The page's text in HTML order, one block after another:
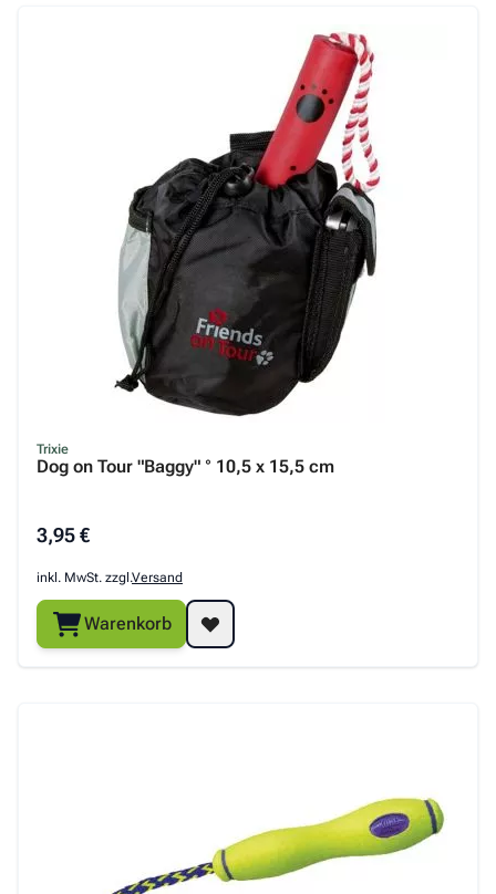
Trixie
Dog on Tour "Baggy" ° 10,5 x 15,5 cm
3,95 €
inkl. MwSt. zzgl.Versand
Warenkorb